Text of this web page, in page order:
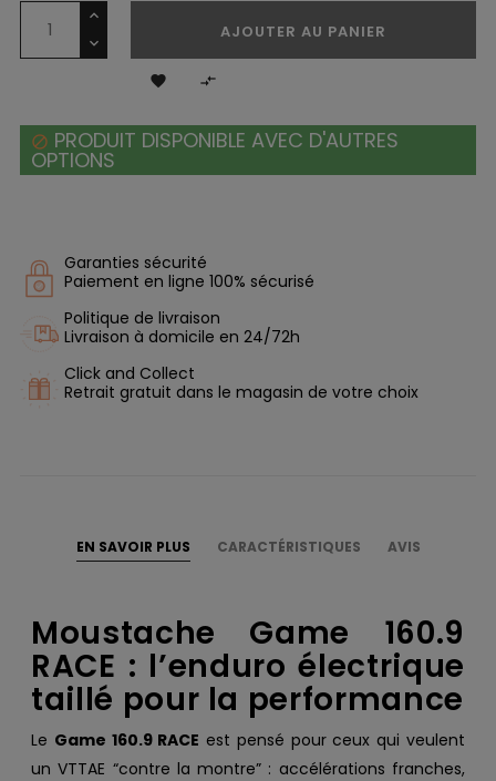
AJOUTER AU PANIER
 
 PRODUIT DISPONIBLE AVEC D'AUTRES
OPTIONS
Garanties sécurité
Paiement en ligne 100% sécurisé
Politique de livraison
Livraison à domicile en 24/72h
Click and Collect
Retrait gratuit dans le magasin de votre choix
EN SAVOIR PLUS CARACTÉRISTIQUES AVIS
Moustache Game 160.9
RACE : l’enduro électrique
taillé pour la performance
Le Game 160.9 RACE est pensé pour ceux qui veulent
un VTTAE “contre la montre” : accélérations franches,